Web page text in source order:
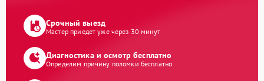
Срочный выезд
Мастер приедет уже через 30 минут
Диагностика и осмотр бесплатно
Определим причину поломки бесплатно